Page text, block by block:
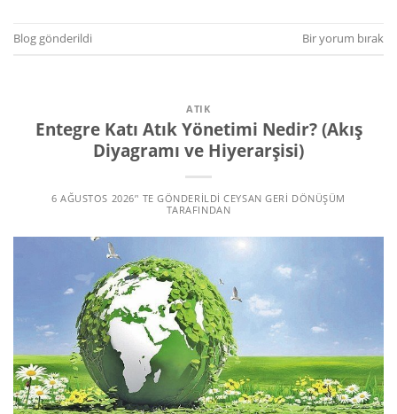
Blog gönderildi Bir yorum bırak
ATIK
Entegre Katı Atık Yönetimi Nedir? (Akış
Diyagramı ve Hiyerarşisi)
6 AĞUSTOS 2026’' TE GÖNDERILDI CEYSAN GERI DÖNÜŞÜM
TARAFINDAN